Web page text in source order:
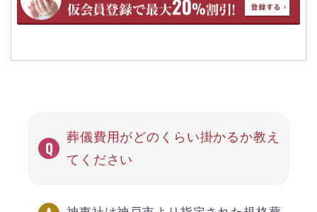
葬儀費用がどのくらい掛かるか教え
てください